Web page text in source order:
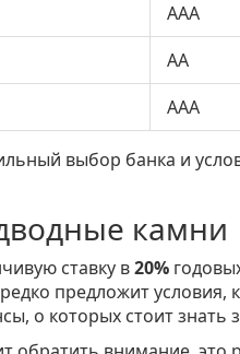
AAA
AA
AAA
выбор банка и
камни
ставку в20%
редко предложит
о которых стоит знать